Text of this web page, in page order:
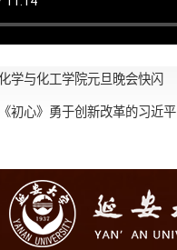
学与化工学院元旦晚会快闪
《初心》勇于创新改革的习近平